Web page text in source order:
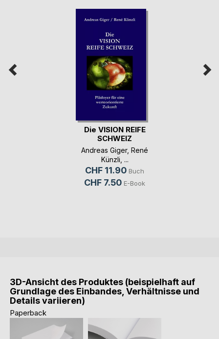
Die VISION REIFE
SCHWEIZ
Andreas Giger, René
Künzli , ...
CHF 11.90 Buch
CHF 7.50 E-Book
3D-Ansicht des Produktes (beispielhaft auf
Grundlage des Einbandes, Verhältnisse und
Details variieren)
Paperback